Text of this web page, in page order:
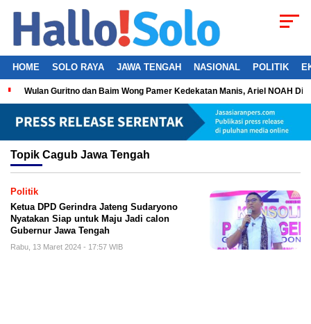
HOME SOLO RAYA JAWA TENGAH NASIONAL POLITIK
Wulan Guritno dan Baim Wong Pamer Kedekatan Manis, Ariel NOAH
Topik Cagub Jawa Tengah
Politik
Ketua DPD Gerindra Jateng Sudaryono
Nyatakan Siap untuk Maju Jadi calon
Gubernur Jawa Tengah
Rabu, 13 Maret 2024 - 17:57 WIB